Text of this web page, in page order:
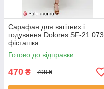
Сарафан для вагітних і
годування Dolores SF-21.073
фісташка
Готово до відправки
470 ₴ 798 ₴